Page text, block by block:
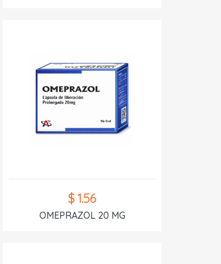
$ 1.56
OMEPRAZOL 20 MG